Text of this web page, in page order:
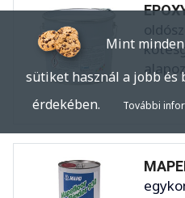
Mint minden
sütiket használ a jobb és
érdekében.
További